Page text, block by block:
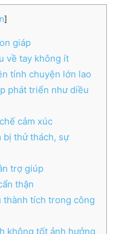
]
giáp
về tay không ít
tính chuyện lớn lao
phát triển như diều
cảm xúc
bị thử thách, sự
trợ giúp
thận
thành tích trong công
không tốt ảnh hưởng